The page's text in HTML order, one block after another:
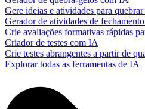
Gere ideias e atividades para
Gerador de atividades de
Crie avaliações formativas rápidas
Criador de testes com IA
Crie testes abrangentes a partir de
Explorar todas as ferramentas de IA